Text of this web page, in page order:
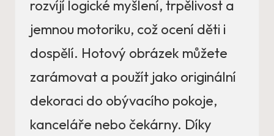
rozvíjí logické myšlení, trpělivost a
jemnou motoriku, což ocení děti i
dospělí. Hotový obrázek můžete
zarámovat a použít jako originální
dekoraci do obývacího pokoje,
kanceláře nebo čekárny. Díky